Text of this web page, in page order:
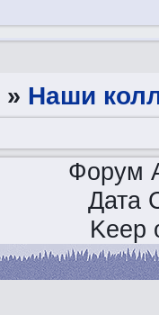
» Наши
Форум
Дата
Keep